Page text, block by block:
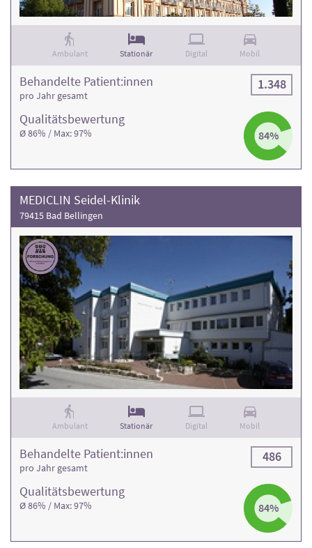
Ambulant Stationär Digital Mobil
Qualitäts­bewertung
Ø 86% / Max: 97% 84%
Behandelte Patient:innen
pro Jahr gesamt
1.348
MEDICLIN Seidel-Klinik
79415 Bad Bellingen
Ambulant Stationär Digital Mobil
Qualitäts­bewertung
Ø 86% / Max: 97% 84%
Behandelte Patient:innen
pro Jahr gesamt
486